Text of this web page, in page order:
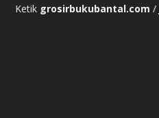
Ketik grosirbukubantal.com /